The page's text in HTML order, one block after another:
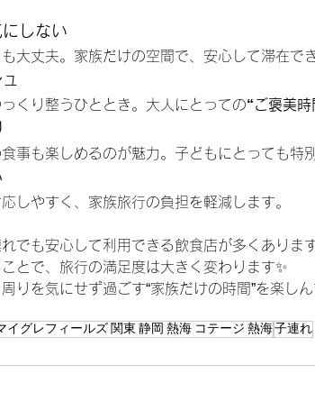
しない
大丈夫。家族だけの空間で、安心して滞在で
くり整うひととき。大人にとっての“ご褒美時
事も楽しめるのが魅力。子どもにとっても特
しやすく、家族旅行の負担を軽減します。
でも安心して利用できる飲食店が多くありま
とで、旅行の満足度は大きく変わります✨
りを気にせず過ごす“家族だけの時間”を楽し
イグレフィールズ 関東 静岡 熱海 コテージ 熱海子連れ